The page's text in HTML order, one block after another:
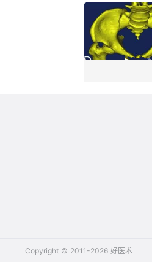
Copyright © 2011-2026 好医术